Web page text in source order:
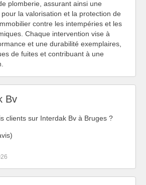
plomberie, assurant ainsi une
la valorisation et la protection de
contre les intempéries et les
Chaque intervention vise à
et une durabilité exemplaires,
de fuites et contribuant à une
Bv
clients sur Interdak Bv à Bruges ?